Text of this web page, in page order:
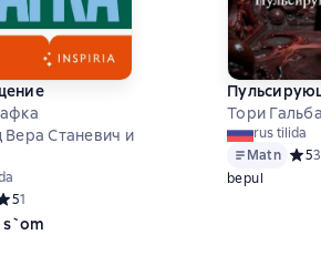
Станевич и
рейтинг 5 на основе 1 оценок
51
s`om
Тори Гальба
rus tilida
Matn
5
bepul